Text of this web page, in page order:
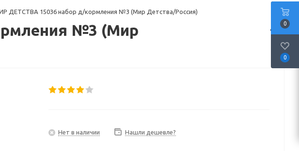
ДЕТСТВА 15036 набор д/кормления №3 (Мир Детства/Россия)
№3 (Мир
Нет в наличии Нашли дешевле?
0
0